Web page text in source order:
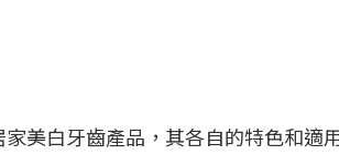
美白牙齒產品，其各自的特色和適